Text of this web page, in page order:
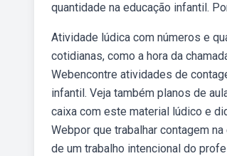
quantidade na educação infantil.
Atividade lúdica com números e
cotidianas, como a hora da
Webencontre atividades de
infantil. Veja também planos de
caixa com este material lúdico e
Webpor que trabalhar contagem
de um trabalho intencional do